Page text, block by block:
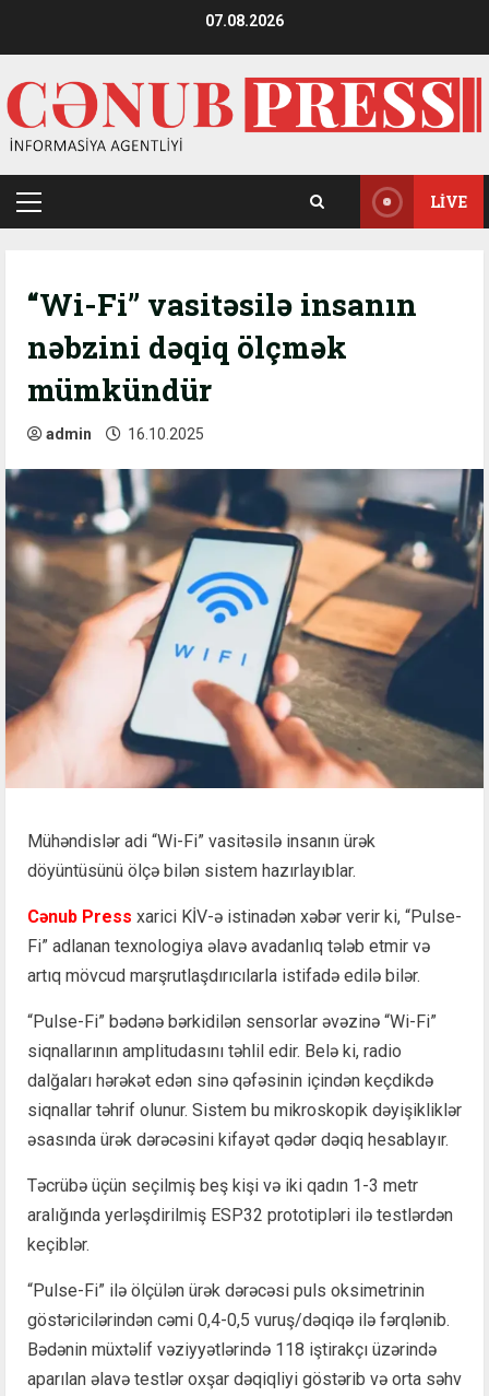
07.08.2026
Primary
LIVE
“Wi-Fi” vasitəsilə insanın
nəbzini dəqiq ölçmək
mümkündür
admin 16.10.2025
Mühəndislər adi “Wi-Fi” vasitəsilə insanın ürək
döyüntüsünü ölçə bilən sistem hazırlayıblar.
Cənub Press xarici KİV-ə istinadən xəbər verir ki, “Pulse-
Fi” adlanan texnologiya əlavə avadanlıq tələb etmir və
artıq mövcud marşrutlaşdırıcılarla istifadə edilə bilər.
“Pulse-Fi” bədənə bərkidilən sensorlar əvəzinə “Wi-Fi”
siqnallarının amplitudasını təhlil edir. Belə ki, radio
dalğaları hərəkət edən sinə qəfəsinin içindən keçdikdə
siqnallar təhrif olunur. Sistem bu mikroskopik dəyişikliklər
əsasında ürək dərəcəsini kifayət qədər dəqiq hesablayır.
Təcrübə üçün seçilmiş beş kişi və iki qadın 1-3 metr
aralığında yerləşdirilmiş ESP32 prototipləri ilə testlərdən
keçiblər.
“Pulse-Fi” ilə ölçülən ürək dərəcəsi puls oksimetrinin
göstəricilərindən cəmi 0,4-0,5 vuruş/dəqiqə ilə fərqlənib.
Bədənin müxtəlif vəziyyətlərində 118 iştirakçı üzərində
aparılan əlavə testlər oxşar dəqiqliyi göstərib və orta səhv